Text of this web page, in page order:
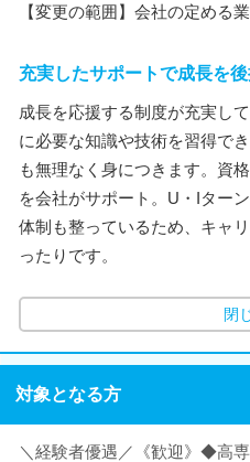
【変更の範囲】会社の定める
充実したサポートで成長を後
成長を応援する制度が充実し
に必要な知識や技術を習得で
も無理なく身につきます。資
を会社がサポート。U・Iター
体制も整っているため、キャ
ったりです。
閉
対象となる方
＼経験者優遇／《歓迎》◆高